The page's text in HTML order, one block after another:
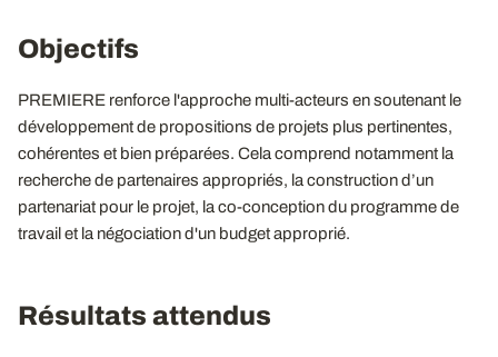
Objectifs
PREMIERE renforce l'approche multi-acteurs en soutenant le
développement de propositions de projets plus pertinentes,
cohérentes et bien préparées. Cela comprend notamment la
recherche de partenaires appropriés, la construction d’un
partenariat pour le projet, la co-conception du programme de
travail et la négociation d'un budget approprié.
Résultats attendus